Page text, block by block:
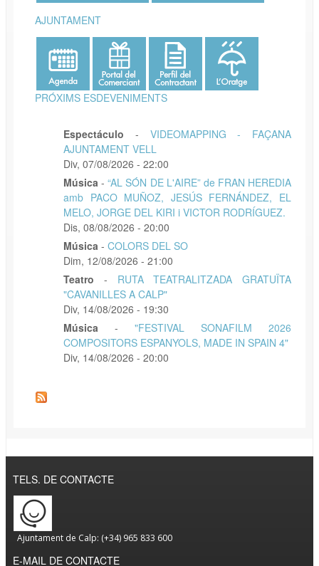
AJUNTAMENT
PRÓXIMS ESDEVENIMENTS
Espectáculo - VIDEOMAPPING - FAÇANA
AJUNTAMENT VELL
Div, 07/08/2026 - 22:00
Música -“AL SÓN DE L'AIRE” de FRAN HEREDIA
amb PACO MUÑOZ, JESÚS FERNÁNDEZ, EL
MELO, JORGE DEL KIRI i VICTOR RODRÍGUEZ.
Dis, 08/08/2026 - 20:00
Música - COLORS DEL SO
Dim, 12/08/2026 - 21:00
Teatro
- RUTA TEATRALITZADA GRATUÏTA
"CAVANILLES A CALP"
Div, 14/08/2026 - 19:30
Música
- "FESTIVAL SONAFILM 2026
COMPOSITORS ESPANYOLS, MADE IN SPAIN 4"
Div, 14/08/2026 - 20:00
TELS. DE CONTACTE
Ajuntament de Calp: (+34) 965 833 600
E-MAIL DE CONTACTE